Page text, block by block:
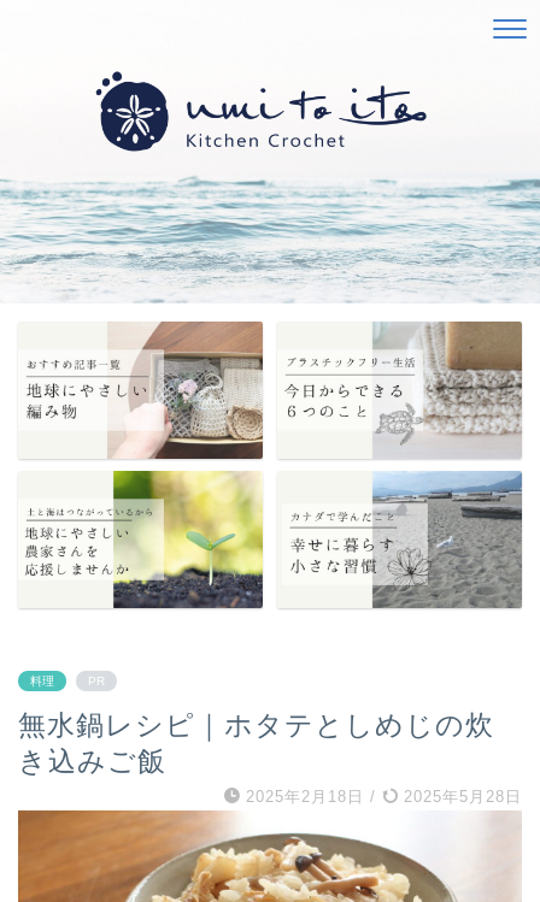
料理 PR
無水鍋レシピ｜ホタテとしめじの炊
き込みご飯
2025年2月18日 / 2025年5月28日